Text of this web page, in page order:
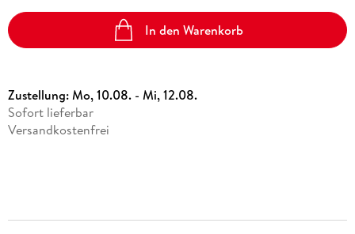
In den Warenkorb
Zustellung:Mo, 10.08. - Mi, 12.08.
Sofort lieferbar
Versandkostenfrei